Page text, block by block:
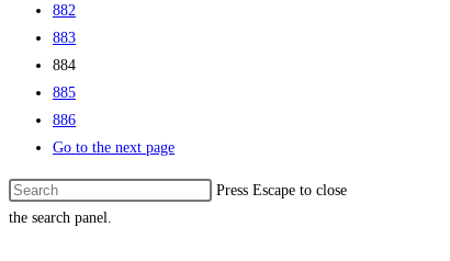
882
883
884
885
886
Go to the next page
Press Escape to close
the search panel.